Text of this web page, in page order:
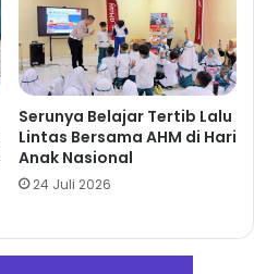
Serunya Belajar Tertib Lalu
Lintas Bersama AHM di Hari
Anak Nasional
24 Juli 2026